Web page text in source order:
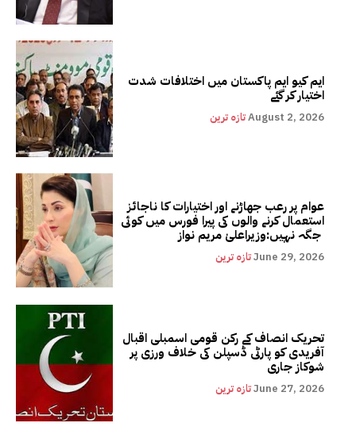
ایم کیو ایم پاکستان میں اختلافات شدت
اختیار کر گئے
تازہ ترینAugust 2, 2026
عوام پر رعب جھاڑنے اور اختیارات کا ناجائز
استعمال کرنے والوں کی پیرا فورس میں کوئی
تازہ ترینJune 29, 2026
تحریک انصاف کے رکن قومی اسمبلی اقبال
آفریدی کو پارٹی ڈسپلن کی خلاف ورزی پر
شوکاز جاری
تازہ ترینJune 27, 2026